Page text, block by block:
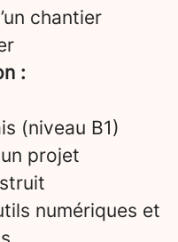
chantier
:
(niveau B1)
projet
numériques et